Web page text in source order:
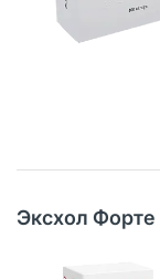
Эксхол Форте